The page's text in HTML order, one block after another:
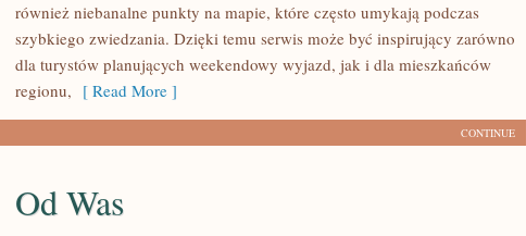
również niebanalne punkty na mapie, które często umykają podczas
szybkiego zwiedzania. Dzięki temu serwis może być inspirujący zarówno
dla turystów planujących weekendowy wyjazd, jak i dla mieszkańców
regionu, [ Read More ]
CONTINUE
Od Was